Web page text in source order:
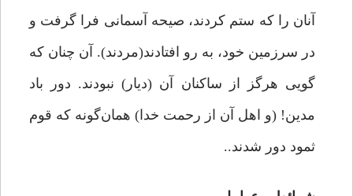
آنان را که ستم کردند، صیحه آسمانى فرا گرفت و
در سرزمین خود، به رو افتادند(مردند). آن چنان که
گویى هرگز از ساکنان آن (دیار) نبودند. دور باد
مدین! (و اهل آن از رحمت خدا) همان‌گونه که قوم
ثمود دور شدند..